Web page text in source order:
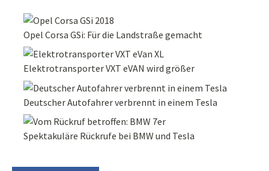
Opel Corsa GSi: Für die Landstraße gemacht
Elektrotransporter VXT eVAN wird größer
Deutscher Autofahrer verbrennt in einem Tesla
Spektakuläre Rückrufe bei BMW und Tesla